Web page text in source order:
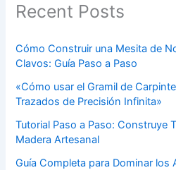
Recent Posts
Cómo Construir una Mesita de
Clavos: Guía Paso a Paso
«Cómo usar el Gramil de
Trazados de Precisión Infinita»
Tutorial Paso a Paso: Construye
Madera Artesanal
Guía Completa para Dominar los